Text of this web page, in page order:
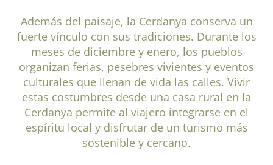
Además del paisaje, la Cerdanya conserva un
fuerte vínculo con sus tradiciones. Durante los
meses de diciembre y enero, los pueblos
organizan ferias, pesebres vivientes y eventos
culturales que llenan de vida las calles. Vivir
estas costumbres desde una casa rural en la
Cerdanya permite al viajero integrarse en el
espíritu local y disfrutar de un turismo más
sostenible y cercano.